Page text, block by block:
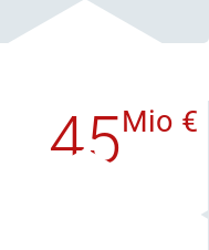
45Mio €